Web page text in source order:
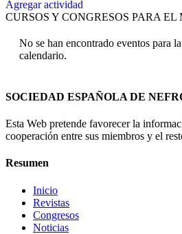
Agregar actividad
CURSOS Y CONGRESOS PARA EL
No se han encontrado eventos para
calendario.
SOCIEDAD ESPAÑOLA DE
Esta Web pretende favorecer la
cooperación entre sus miembros y el
Resumen
Inicio
Revistas
Congresos
Noticias